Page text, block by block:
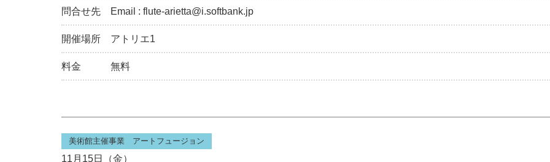
問合せ先 Email : flute-arietta@i.softbank.jp
開催場所 アトリエ1
料金 無料
美術館主催事業 アートフュージョン
11月15日（金）